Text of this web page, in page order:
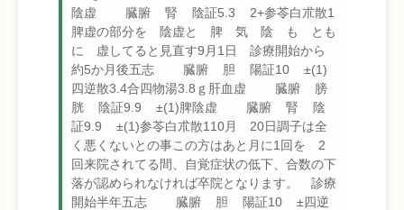
陰虚 臓腑 腎 陰証5.3 2+参苓白朮散1
脾虚の部分を 陰虚と 脾 気 陰 も とも
に 虚してると見直す9月1日 診療開始から
約5か月後五志 臓腑 胆 陽証10 ±(1)
四逆散3.4合四物湯3.8ｇ肝血虚 臓腑 膀
胱 陰証9.9 ±(1)脾陰虚 臓腑 腎 陰
証9.9 ±(1)参苓白朮散110月 20日調子は全
く悪くないとの事この方はあと月に1回を 2
回来院されてる間、自覚症状の低下、合数の下
落が認められなければ卒院となります。 診療
開始半年五志 臓腑 胆 陽証10 ±四逆